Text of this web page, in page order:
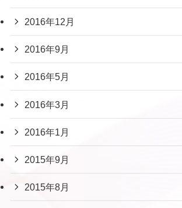
2016年12月
2016年9月
2016年5月
2016年3月
2016年1月
2015年9月
2015年8月